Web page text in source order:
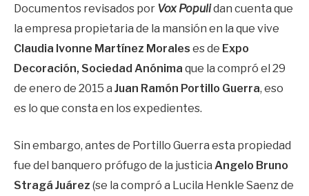
Documentos revisados por Vox Populidan cuenta que
la empresa propietaria de la mansión en la que vive
Claudia Ivonne Martínez Morales es de Expo
Decoración, Sociedad Anónima que la compró el 29
de enero de 2015 a Juan Ramón Portillo Guerra, eso
es lo que consta en los expedientes.
Sin embargo, antes de Portillo Guerra esta propiedad
fue del banquero prófugo de la justicia Angelo Bruno
Stragá Juárez (se la compró a Lucila Henkle Saenz de